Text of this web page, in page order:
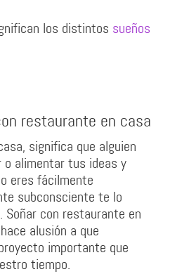
los distintos sueños
restaurante en casa
significa que alguien
alimentar tus ideas y
eres fácilmente
subconsciente te lo
con restaurante en
alusión a que
importante que
tiempo.